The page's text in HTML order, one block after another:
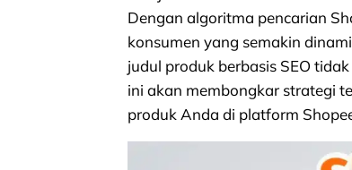
Dengan algoritma pencarian
konsumen yang semakin
judul produk berbasis SEO
ini akan membongkar strategi
produk Anda di platform